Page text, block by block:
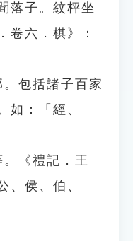
落子。紋枰坐
卷六．棋》：
包括諸子百家
如：「經、
《禮記．王
、侯、伯、